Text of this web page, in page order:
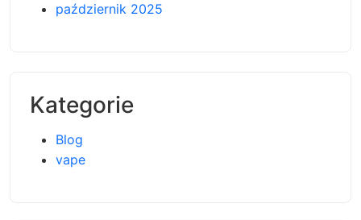
październik 2025
Kategorie
Blog
vape